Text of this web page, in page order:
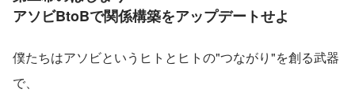
アソビBtoBで関係構築をアップデートせよ
僕たちはアソビというヒトとヒトの"つながり"を創る武器
で、